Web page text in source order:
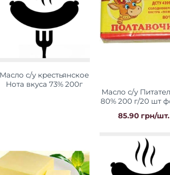
Масло с/у крестьянское
Нота вкуса 73% 200г
Масло с/у
80% 200 г/20 шт
ТМ
85.90 грн/шт.